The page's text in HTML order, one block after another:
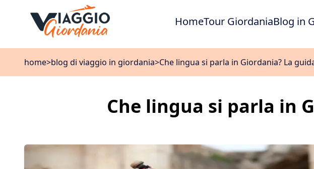
HomeTour GiordaniaBlog in
home>blog di viaggio in giordania>Che lingua si parla in Giordania? La
Che lingua si parla in